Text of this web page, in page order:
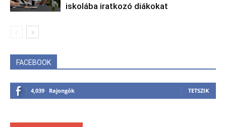
iskolába iratkozó diákokat
FACEBOOK
4,039 Rajongók TETSZIK